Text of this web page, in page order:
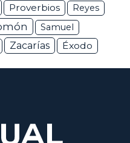
Proverbios Reyes
Samuel
Zacarías Éxodo